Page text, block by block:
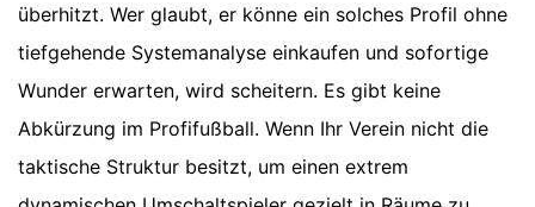
überhitzt. Wer glaubt, er könne ein solches Profil ohne
tiefgehende Systemanalyse einkaufen und sofortige
Wunder erwarten, wird scheitern. Es gibt keine
Abkürzung im Profifußball. Wenn Ihr Verein nicht die
taktische Struktur besitzt, um einen extrem